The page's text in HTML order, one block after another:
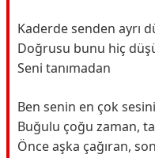
Kaderde senden ayrı
Doğrusu bunu hiç
Seni tanımadan
Ben senin en çok
Buğulu çoğu zaman,
Önce aşka çağıran,